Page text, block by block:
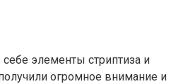
элементы стриптиза и
огромное внимание и